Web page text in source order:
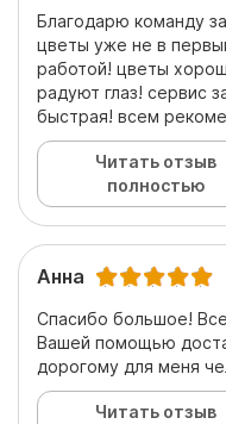
Благодарю команду
цветы уже не в
работой! цветы
радуют глаз! сервис
быстрая! всем
Читать отзыв
полностью
Анна
Спасибо большое!
Вашей помощью
дорогому для меня
Читать отзыв